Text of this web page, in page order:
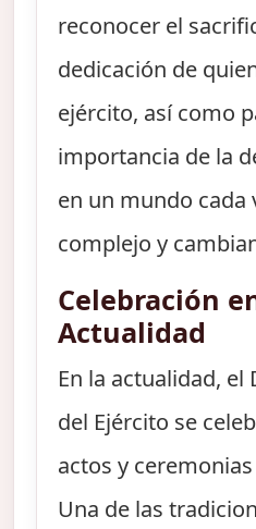
reconocer el
dedicación de
ejército, así como
importancia de la
en un mundo cada
complejo y
Celebración
Actualidad
En la actualidad, el
del Ejército se
actos y
Una de las